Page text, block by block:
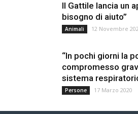
Il Gattile lancia un
bisogno di aiuto”
Animali 12 Novembre
“In pochi giorni la
compromesso
sistema
Persone 17 Marzo 2020